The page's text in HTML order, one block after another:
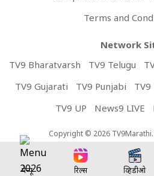
Terms and
Network
TV9 Bharatvarsh
TV9 Telugu
TV9 Gujarati
TV9 Punjabi TV9
TV9 UP
News9 LIVE
Copyright © 2026
मेन्यू रिल्स व्हिडीओ